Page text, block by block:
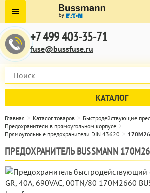
+7 499 403-35-71
fuse@bussfuse.ru
КАТАЛОГ
Главная Каталог товаров
Быстродействующие
Предохранители в прямоугольном корпусе
Прямоугольные предохранители DIN 43620
ПРЕДОХРАНИТЕЛЬ BUSSMANN